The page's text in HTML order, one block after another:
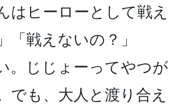
はヒーローとして戦え
「戦えないの？」
。じじょーってやつが
でも、大人と渡り合え